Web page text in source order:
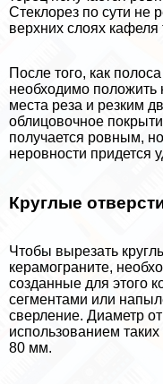
Стеклорез по сути не
верхних слоях
После того, как
необходимо положить
места реза и резким
облицовочное
получается ровным,
неровности придется
Круглые
Чтобы вырезать
керамограните,
созданные для этого
сегментами или
сверление. Диаметр
использованием
80 мм.